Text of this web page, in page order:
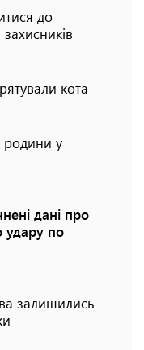
до
захисників
кота
родини у
дані про
удару по
залишились